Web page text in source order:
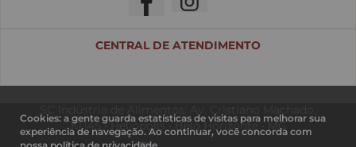
CENTRAL DE ATENDIMENTO
Cookies: a gente guarda estatísticas de visitas para melhorar sua
experiência de navegação. Ao continuar, você concorda com
10.145 • Heliópolis • Belo Horizonte • MG